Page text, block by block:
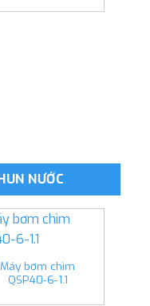
NƯỚC
Máy bơm chìm
QSP40-6-1.1